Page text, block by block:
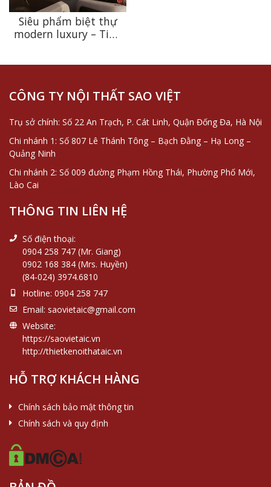
Siêu phẩm biệt thự
modern luxury – Tinh
CÔNG TY NỘI THẤT SAO VIỆT
Trụ sở chính: Số 22 An Trạch, P. Cát Linh, Quận Đống Đa, Hà Nội
Chi nhánh 1: Số 807 Lê Thánh Tông – Bạch Đằng – Hạ Long –
Quảng Ninh
Chi nhánh 2: Số 009 đường Phạm Hồng Thái, Phường Phố Mới,
Lào Cai
THÔNG TIN LIÊN HỆ
Số điện thoại:
0904 258 747 (Mr. Giang)
0902 168 384 (Mrs. Huyền)
(84-024) 3974.6810
Hotline: 0904 258 747
Email: saovietaic@gmail.com
Website:
https://saovietaic.vn
http://thietkenoithataic.vn
HỖ TRỢ KHÁCH HÀNG
Chính sách bảo mật thông tin
Chính sách và quy định